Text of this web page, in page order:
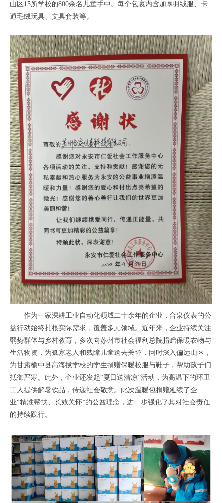
山区15所学校的800余名儿童手中。每个包裹内含加厚羽绒服、卡
通毛绒玩具、文具套装等。
作为一家深耕工业自动化领域二十余年的企业，合泉仪表的公
益行动始终扎根实际需求，覆盖多元领域。近年来，企业持续关注
弱势群体与乡村教育，多次向苏州市社会福利总院捐赠保暖衣物与
生活物资，为孤寡老人和残障儿童送去关怀；同时深入偏远山区，
为甘肃榆中县高海拔学校的学生捐赠保暖校服与鞋子，帮助孩子们
抵御严寒。此外，企业还发起“夏日送清凉”活动，为高温下的环卫
工人提供解暑饮品，传递社会敬意。此次温暖包捐赠延续了企
业“精准帮扶、长效关怀”的公益理念，进一步强化了其对社会责任
的持续践行。